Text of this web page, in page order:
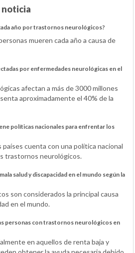
noticia
año por trastornos neurológicos?
mueren cada año a causa de
por enfermedades neurológicas en el
afectan a más de 3000 millones
aproximadamente el 40% de la
políticas nacionales para enfrentar los
cuenta con una política nacional
trastornos neurológicos.
salud y discapacidad en el mundo según la
son considerados la principal causa
en el mundo.
personas con trastornos neurológicos en
en aquellos de renta baja y